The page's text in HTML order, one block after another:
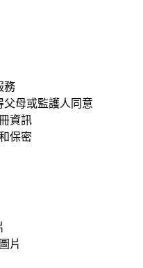
務
父母或監護人同意
資訊
保密
片